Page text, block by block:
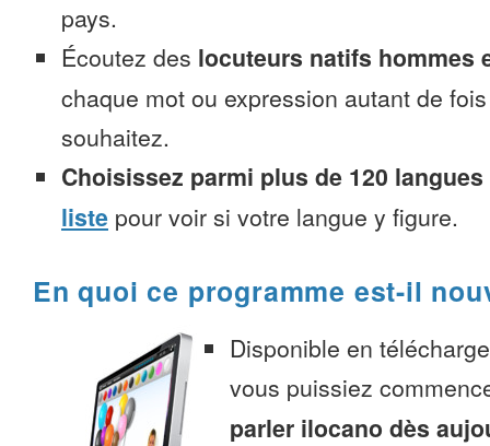
pays.
Écoutez des locuteurs natifs hommes
chaque mot ou expression autant de
souhaitez.
Choisissez parmi plus de 120 langues
liste pour voir si votre langue y figure.
En quoi ce programme est-il
Disponible en
vous puissiez
parler ilocano dès